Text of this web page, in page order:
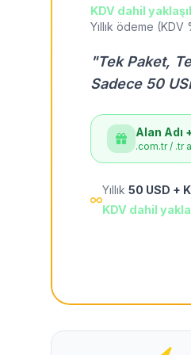
KDV dahil
Yıllık ödeme
"Tek Paket,
Sadece 50
Alan Adı
.com.tr / .tr
Yıllık 50 USD +
KDV dahil